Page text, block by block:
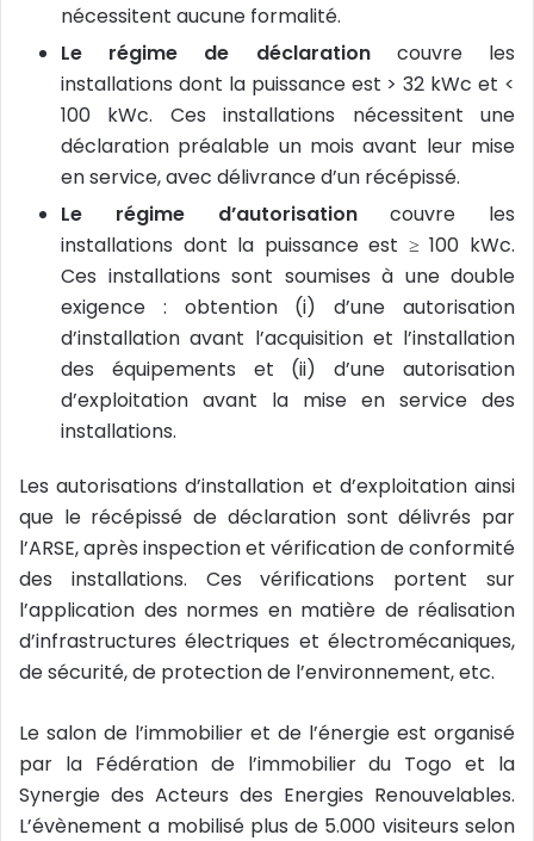
nécessitent aucune formalité.
Le régime de déclaration couvre les
installations dont la puissance est > 32 kWc et <
100 kWc. Ces installations nécessitent une
déclaration préalable un mois avant leur mise
en service, avec délivrance d’un récépissé.
Le régime d’autorisationcouvre les
installations dont la puissance est ≥ 100 kWc.
Ces installations sont soumises à une double
exigence : obtention (i) d’une autorisation
d’installation avant l’acquisition et l’installation
des équipements et (ii) d’une autorisation
d’exploitation avant la mise en service des
installations.
Les autorisations d’installation et d’exploitation ainsi
que le récépissé de déclaration sont délivrés par
l’ARSE, après inspection et vérification de conformité
des installations. Ces vérifications portent sur
l’application des normes en matière de réalisation
d’infrastructures électriques et électromécaniques,
de sécurité, de protection de l’environnement, etc.
Le salon de l’immobilier et de l’énergie est organisé
par la Fédération de l’immobilier du Togo et la
Synergie des Acteurs des Energies Renouvelables.
L’évènement a mobilisé plus de 5.000 visiteurs selon